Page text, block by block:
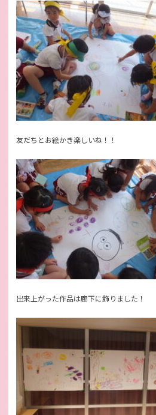
友だちとお絵かき楽しいね！！
出来上がった作品は廊下に飾りました！